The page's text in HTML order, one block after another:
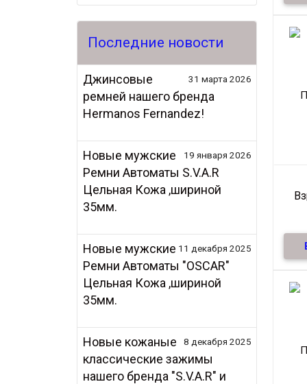
Последние новости
31 марта 2026
Джинсовые
ремней нашего бренда
Hermanos Fernandez!
19 января 2026
Новые мужские
Ремни Автоматы S.V.A.R
Цельная Кожа ,шириной
35мм.
11 декабря 2025
Новые мужские
Ремни Автоматы "OSCAR"
Цельная Кожа ,шириной
35мм.
8 декабря 2025
Новые кожаные
классические зажимы
нашего бренда "S.V.A.R" и